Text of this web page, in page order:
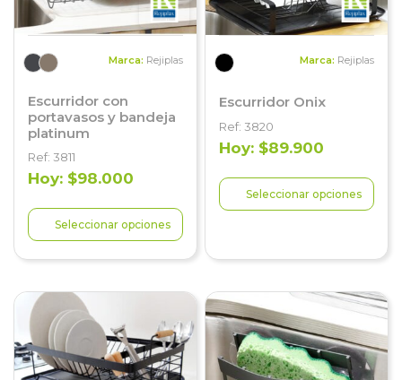
Marca: Rejiplas
Escurridor con
portavasos y bandeja
platinum
Ref: 3811
Hoy: $98.000
Seleccionar opciones
Marca: Rejiplas
Escurridor Onix
Ref: 3820
Hoy: $89.900
Seleccionar opciones